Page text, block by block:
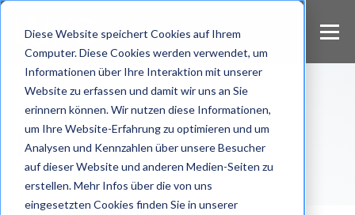
Diese Website speichert Cookies auf Ihrem
Computer. Diese Cookies werden verwendet, um
Informationen über Ihre Interaktion mit unserer
Website zu erfassen und damit wir uns an Sie
erinnern können. Wir nutzen diese Informationen,
um Ihre Website-Erfahrung zu optimieren und um
Analysen und Kennzahlen über unsere Besucher
auf dieser Website und anderen Medien-Seiten zu
erstellen. Mehr Infos über die von uns
eingesetzten Cookies finden Sie in unserer
S
Impressum